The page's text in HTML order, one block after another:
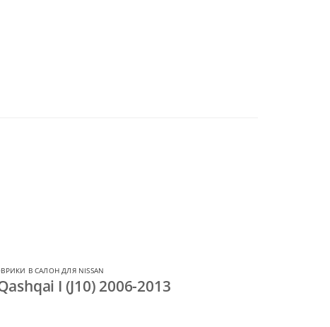
В САЛОН ДЛЯ NISSAN
I (J10) 2006-2013